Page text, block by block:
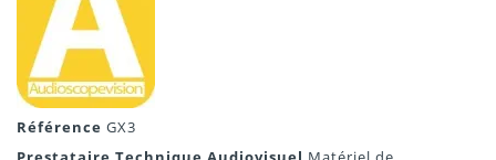
Référence GX3